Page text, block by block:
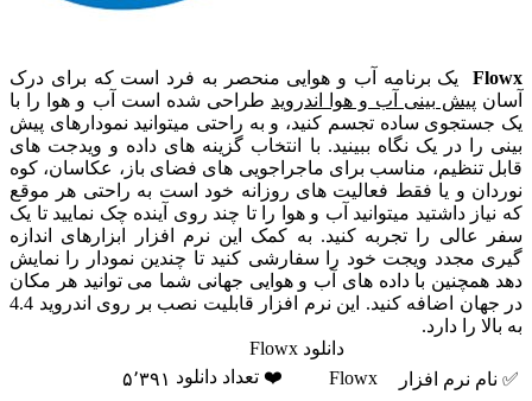
یک برنامه آب و هوایی منحصر به فرد است که برای درک
پیش بینی آب و هوا اندروید
طراحی شده است آب و هوا را با
ساده تجسم کنید، و به راحتی میتوانید نمودارهای پیش
در یک نگاه ببینید. با انتخاب گزینه های داده و ویدجت های
مناسب برای ماجراجویی های فضای باز، عکاسان، کوه
و یا فقط فعالیت های روزانه خود است به راحتی هر موقع
داشتید میتوانید آب و هوا را تا چند روی آینده چک نمایید تا یک
را تجربه کنید. به کمک این نرم افزار ابزارهای اندازه
ویجت خود را سفارشی کنید تا چندین نمودار را نمایش
با داده های آب و هوایی جهانی شما می توانید هر مکان
در جهان اضافه کنید. این نرم افزار قابلیت نصب بر روی اندروید 4.4
دارد.
نرم افزار
Flowx ❤️ تعداد دانلود ۵٬۳۹۱